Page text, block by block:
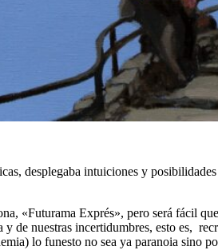
desplegaba intuiciones y
«Futurama Exprés», pero será fácil
de nuestras incertidumbres, esto es,
lo funesto no sea ya paranoia sino